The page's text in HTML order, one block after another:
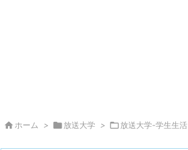
 ホーム > 放送大学 > 放送大学-学生生活